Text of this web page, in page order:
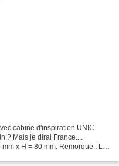
cabine d'inspiration UNIC
? Mais je dirai France....
x H = 80 mm. Remorque : L =